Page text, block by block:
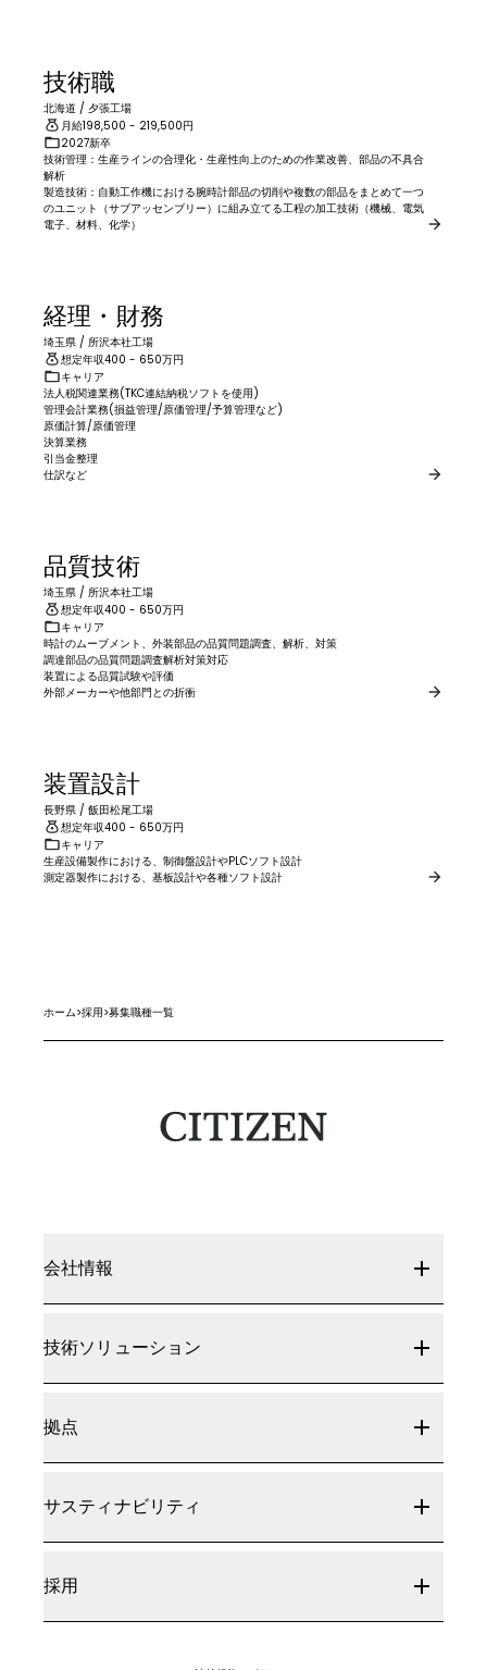
技術職
北海道 / 夕張工場
月給198,500 - 219,500円
2027新卒
技術管理：生産ラインの合理化・生産性向上のための作業改善、部品の不具合
解析
製造技術：自動工作機における腕時計部品の切削や複数の部品をまとめて一つ
のユニット（サブアッセンブリー）に組み立てる工程の加工技術（機械、電気
電子、材料、化学）
経理・財務
埼玉県 / 所沢本社工場
想定年収400 - 650万円
キャリア
法人税関連業務(TKC連結納税ソフトを使用)
管理会計業務(損益管理/原価管理/予算管理など)
原価計算/原価管理
決算業務
引当金整理
仕訳など
品質技術
埼玉県 / 所沢本社工場
想定年収400 - 650万円
キャリア
時計のムーブメント、外装部品の品質問題調査、解析、対策
調達部品の品質問題調査解析対策対応
装置による品質試験や評価
外部メーカーや他部門との折衝
装置設計
長野県 / 飯田松尾工場
想定年収400 - 650万円
キャリア
生産設備製作における、制御盤設計やPLCソフト設計
測定器製作における、基板設計や各種ソフト設計
ホーム>採用>募集職種一覧
会社情報
技術ソリューション
拠点
サスティナビリティ
採用